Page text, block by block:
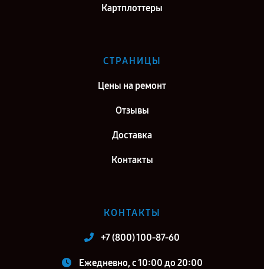
Картплоттеры
СТРАНИЦЫ
Цены на ремонт
Отзывы
Доставка
Контакты
КОНТАКТЫ
+7 (800) 100-87-60
Ежедневно, с 10:00 до 20:00